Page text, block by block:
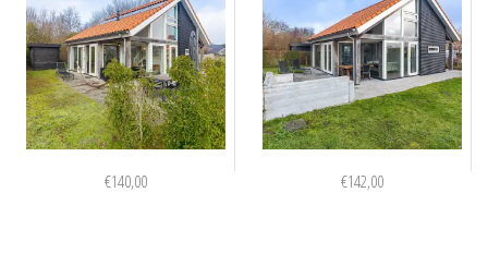
€140,00 €142,00